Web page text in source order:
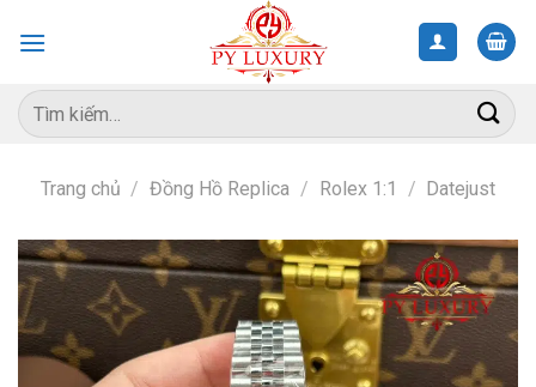
Tìm
kiếm:
Trang chủ / Đồng Hồ Replica / Rolex 1:1 / Datejust